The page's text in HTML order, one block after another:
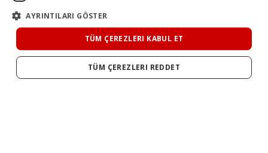
AYRINTILARI GÖSTER
TÜM ÇEREZLERI KABUL ET
TÜM ÇEREZLERI REDDET